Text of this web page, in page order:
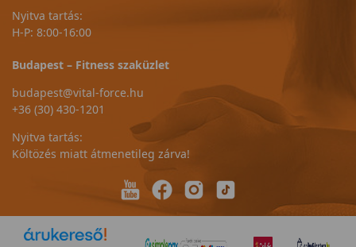
Nyitva tartás:
H-P: 8:00-16:00
Budapest – Fitness szaküzlet
budapest@vital-force.hu
+36 (30) 430-1201
Nyitva tartás:
Költözés miatt átmenetileg zárva!